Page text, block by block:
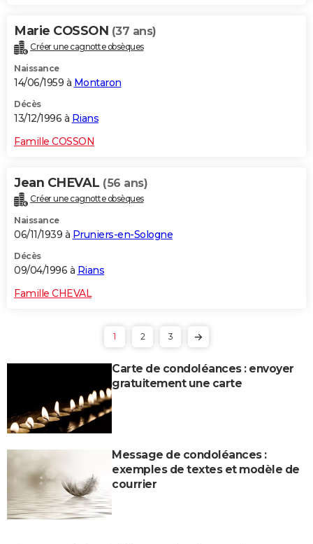
Marie COSSON (37 ans)
Créer une cagnotte obsèques
Naissance
14/06/1959 à Montaron
Décès
13/12/1996 à Rians
Famille COSSON
Jean CHEVAL (56 ans)
Créer une cagnotte obsèques
Naissance
06/11/1939 à Pruniers-en-Sologne
Décès
09/04/1996 à Rians
Famille CHEVAL
1 2 3
Carte de condoléances : envoyer
gratuitement une carte
Message de condoléances :
exemples de textes et modèle de
courrier